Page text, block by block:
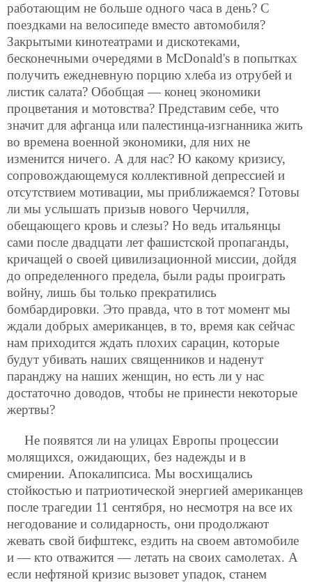
работающим не больше одного часа в день? С
поездками на велосипеде вместо автомобиля?
Закрытыми кинотеатрами и дискотеками,
бесконечными очередями в McDonald's в попытках
получить ежедневную порцию хлеба из отрубей и
листик салата? Обобщая — конец экономики
процветания и мотовства? Представим себе, что
значит для афганца или палестинца-изгнанника жить
во времена военной экономики, для них не
изменится ничего. А для нас? Ю какому кризису,
сопровождающемуся коллективной депрессией и
отсутствием мотивации, мы приближаемся? Готовы
ли мы услышать призыв нового Черчилля,
обещающего кровь и слезы? Но ведь итальянцы
сами после двадцати лет фашистской пропаганды,
кричащей о своей цивилизационной миссии, дойдя
до определенного предела, были рады проиграть
войну, лишь бы только прекратились
бомбардировки. Это правда, что в тот момент мы
ждали добрых американцев, в то, время как сейчас
нам приходится ждать плохих сарацин, которые
будут убивать наших священников и наденут
паранджу на наших женщин, но есть ли у нас
достаточно доводов, чтобы не принести некоторые
жертвы?
Не появятся ли на улицах Европы процессии
молящихся, ожидающих, без надежды и в
смирении. Апокалипсиса. Мы восхищались
стойкостью и патриотической энергией американцев
после трагедии 11 сентября, но несмотря на все их
негодование и солидарность, они продолжают
жевать свой бифштекс, ездить на своем автомобиле
и — кто отважится — летать на своих самолетах. А
если нефтяной кризис вызовет упадок, станем